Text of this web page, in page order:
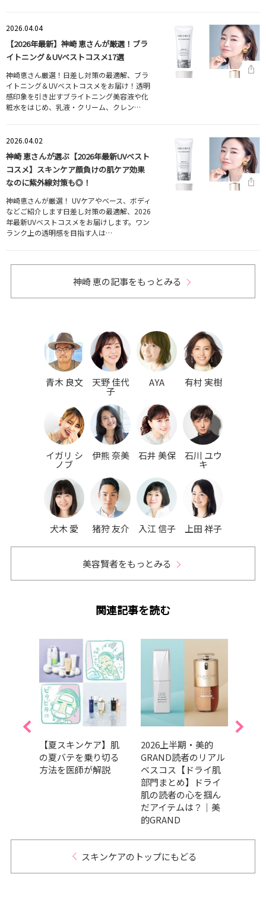
2026.04.04
【2026年最新】神崎 恵さんが厳選！ブラ
イトニング＆UVベストコスメ17選
神崎恵さん厳選！日差し対策の最適解、ブラ
イトニング＆UVベストコスメをお届け！透明
感印象を引き出すブライトニング美容液や化
粧水をはじめ、乳液・クリーム、クレン…
2026.04.02
神崎 恵さんが選ぶ【2026年最新UVベスト
コスメ】スキンケア顔負けの肌ケア効果
なのに紫外線対策も◎！
神崎恵さんが厳選！ UVケアやベース、ボディ
などご紹介します日差し対策の最適解、2026
年最新UVベストコスメをお届けします。ワン
ランク上の透明感を目指す人は…
神崎 恵の記事をもっとみる
青木 良文 天野 佳代
子
AYA 有村 実樹
イガリ シ
ノブ
伊熊 奈美 石井 美保 石川 ユウ
キ
犬木 愛 猪狩 友介 入江 信子 上田 祥子
美容賢者をもっとみる
関連記事を読む
【夏スキンケア】肌
の夏バテを乗り切る
方法を医師が解説
2026上半期・美的
GRAND読者のリアル
ベスコス【ドライ肌
部門まとめ】ドライ
肌の読者の心を掴ん
だアイテムは？｜美
的GRAND
スキンケアのトップにもどる